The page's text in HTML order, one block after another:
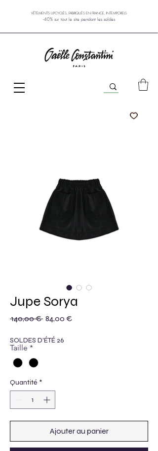
VÊTEMENTS UPCYCLÉS, FABRIQUÉS EN FRANCE, INTEMPORELS
-40% sur tout le site pendant les soldes
Jupe Sorya
140,00 € Prix original
84,00 €Prix promotionnel
SOLDES D'ÉTÉ 26
Taille *
Quantité *
Ajouter au panier